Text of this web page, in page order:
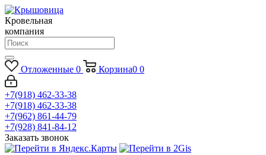
Кровельная
компания
Отложенные 0 Корзина0 0
+7(918) 462-33-38
+7(918) 462-33-38
+7(962) 861-44-79
+7(928) 841-84-12
Заказать звонок